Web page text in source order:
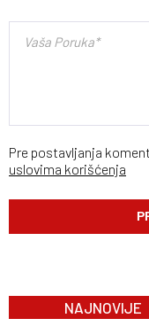
Pre postavljanja
uslovima korišćenja
NAJNOVIJE